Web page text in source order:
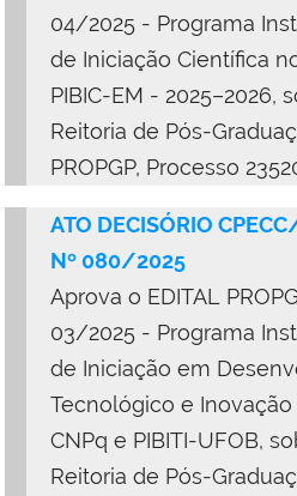
04/2025 - Programa
de Iniciação Científica
PIBIC-EM - 2025–2026,
Reitoria de Pós-
PROPGP, Processo
ATO DECISÓRIO
Nº 080/2025
Aprova o EDITAL
03/2025 - Programa
de Iniciação em
Tecnológico e Inovação
CNPq e PIBITI-UFOB,
Reitoria de Pós-